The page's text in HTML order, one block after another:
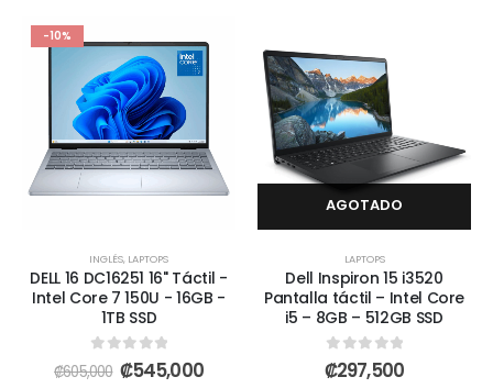
-10%
INGLÉS, LAPTOPS
DELL 16 DC16251 16" Táctil -
Intel Core 7 150U - 16GB -
1TB SSD
0out of 5
₡605,000 ₡545,000
AGOTADO
LAPTOPS
Dell Inspiron 15 i3520
Pantalla táctil – Intel Core
i5 – 8GB – 512GB SSD
0out of 5
₡297,500
AGOTADO